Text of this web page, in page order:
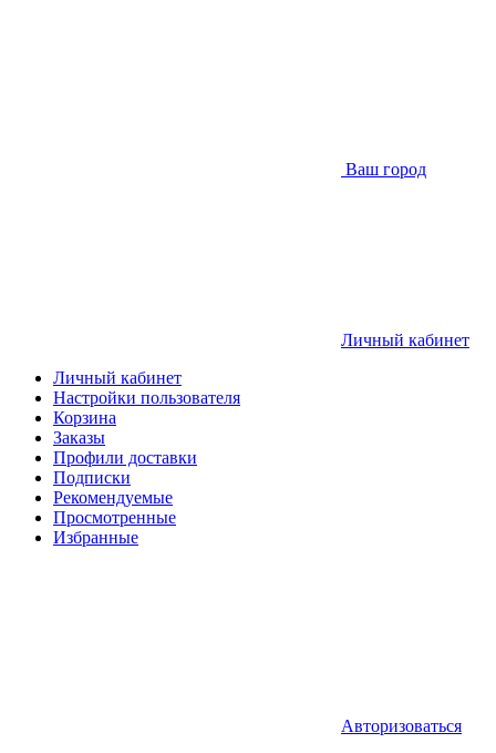
Ваш город
Личный кабинет
Личный кабинет
Настройки пользователя
Корзина
Заказы
Профили доставки
Подписки
Рекомендуемые
Просмотренные
Избранные
Авторизоваться